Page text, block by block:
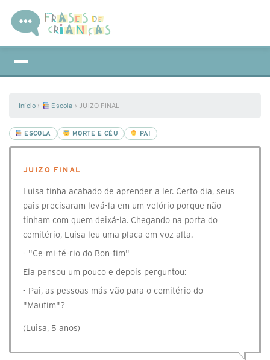
Início › Escola ›JUIZO FINAL
ESCOLA MORTE E CÉU PAI
JUIZO FINAL
Luisa tinha acabado de aprender a ler. Certo dia, seus
pais precisaram levá-la em um velório porque não
tinham com quem deixá-la. Chegando na porta do
cemitério, Luisa leu uma placa em voz alta.
- "Ce-mi-té-rio do Bon-fim"
Ela pensou um pouco e depois perguntou:
- Pai, as pessoas más vão para o cemitério do
"Maufim"?
(Luisa, 5 anos)